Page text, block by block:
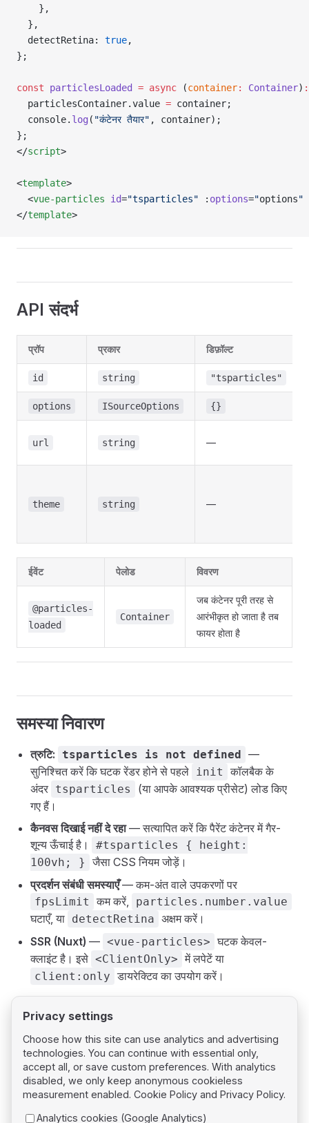
    },
  },
  detectRetina:
true,
};
const particlesLoaded = async (container: Container) :
  particlesContainer.value
= container;
  console.
log ( "कंटेनर तैयार" , container);
};
</script>
<template>
  <
vue-particles id="tsparticles" : options="options"
</template>
API संदर्भ
प्रॉप प्रकार डिफ़ॉल्ट
id string "tsparticles"
options ISourceOptions {}
url string —
theme string —
ईवेंट पेलोड विवरण
@particles-
loaded
Container
जब कंटेनर पूरी तरह से
आरंभीकृत हो जाता है तब
फायर होता है
समस्या निवारण
त्रुटि: tsparticles is not defined —
सुनिश्चित करें कि घटक रेंडर होने से पहले
init कॉलबैक के
अंदर tsparticles
(या आपके आवश्यक प्रीसेट) लोड किए
गए हैं।
कैनवस दिखाई नहीं दे रहा— सत्यापित करें कि पैरेंट कंटेनर में गैर-
शून्य ऊँचाई है।
#tsparticles { height:
100vh; } जैसा CSS नियम जोड़ें।
प्रदर्शन संबंधी समस्याएँ— कम-अंत वाले उपकरणों पर
fpsLimit कम करें, particles.number.value
घटाएँ, या detectRetina अक्षम करें।
SSR (Nuxt) — <vue-particles> घटक केवल-
क्लाइंट है। इसे <ClientOnly> में लपेटें या
client:only डायरेक्टिव का उपयोग करें।
PagerPrevious page
React
Privacy settings
Choose how this site can use analytics and advertising
technologies. You can continue with essential only,
accept all, or save custom preferences. With analytics
disabled, we only keep anonymous cookieless
measurement enabled. Cookie Policy and Privacy Policy.
Analytics cookies (Google Analytics)